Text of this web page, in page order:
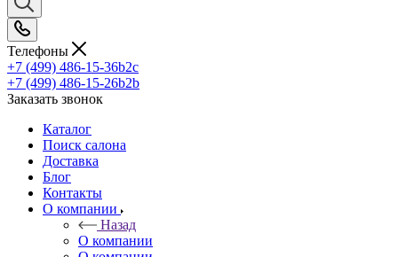
Телефоны
+7 (499) 486-15-36b2c
+7 (499) 486-15-26b2b
Заказать звонок
Каталог
Поиск салона
Доставка
Блог
Контакты
О компании
Назад
О компании